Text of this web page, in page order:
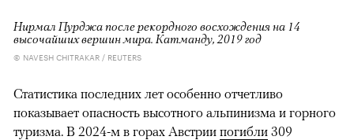
Нирмал Пурджа после рекордного восхождения на 14
высочайших вершин мира. Катманду, 2019 год
© NAVESH CHITRAKAR / REUTERS
Статистика последних лет особенно отчетливо
показывает опасность высотного альпинизма и горного
туризма. В 2024-м в горах Австрии погибли 309